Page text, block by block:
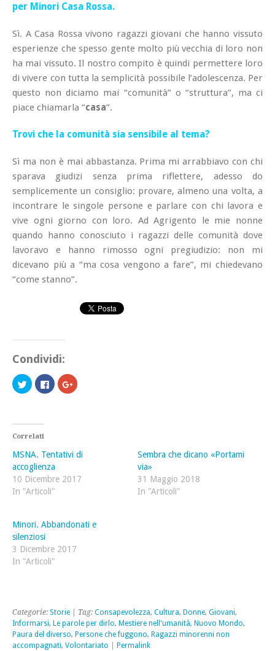
per Minori Casa Rossa.
Sì. A Casa Rossa vivono ragazzi giovani che hanno vissuto
esperienze che spesso gente molto più vecchia di loro non
ha mai vissuto. Il nostro compito è quindi permettere loro
di vivere con tutta la semplicità possibile l’adolescenza. Per
questo non diciamo mai “comunità” o “struttura”, ma ci
piace chiamarla “casa”.
Trovi che la comunità sia sensibile al tema?
Sì ma non è mai abbastanza. Prima mi arrabbiavo con chi
sparava giudizi senza prima riflettere, adesso do
semplicemente un consiglio: provare, almeno una volta, a
incontrare le singole persone e parlare con chi lavora e
vive ogni giorno con loro. Ad Agrigento le mie nonne
quando hanno conosciuto i ragazzi delle comunità dove
lavoravo e hanno rimosso ogni pregiudizio: non mi
dicevano più a “ma cosa vengono a fare”, mi chiedevano
“come stanno”.
Condividi:
Fai
clic
Twitter
(Si
apre
una
nuova
finestra)
Fai
clic
nuova
finestra)
Fai
clic
una
Correlati
MSNA. Tentativi di
accoglienza
10 Dicembre 2017
In "Articoli"
Sembra che dicano «Portami
via»
31 Maggio 2018
In "Articoli"
Minori. Abbandonati e
silenziosi
3 Dicembre 2017
In "Articoli"
Categorie: Storie | Tag: Consapevolezza, Cultura, Donne, Giovani,
Informarsi, Le parole per dirlo, Mestiere nell'umanità, Nuovo Mondo,
Paura del diverso, Persone che fuggono, Ragazzi minorenni non
accompagnati, Volontariato Permalink